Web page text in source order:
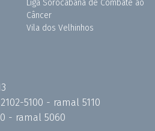
Liga Sorocabana de Combate ao
Câncer
Vila dos Velhinhos
5100 - ramal 5110
- ramal 5060